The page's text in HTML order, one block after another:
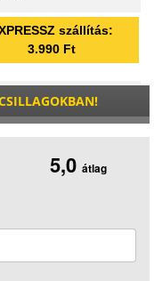
szállítás:
3.990 Ft
5,0 átlag